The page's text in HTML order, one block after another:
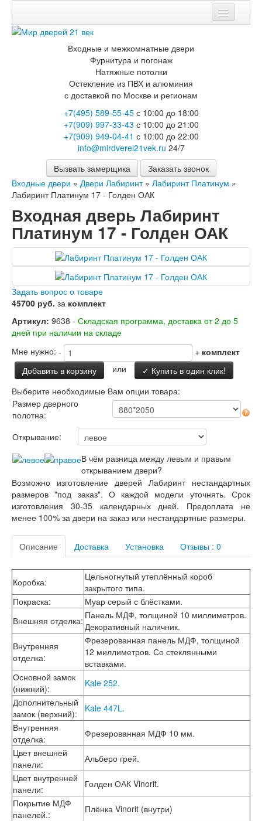
Мои заказы
Корзина
Входные двери
Двери с терморазрывом для улицы
Противопожарные двери
Двери Бункер
Двери Лекс
Двери Рыцарь
Двери Термодор
Арктика
Монолит
Термо
Термо Лацио
Флагман
Электрозамок Смарт
Заводские двери
Двери Лабиринт
Лабиринт Аляска Лайт
Лабиринт Арт
Лабиринт Бетон
Лабиринт Верса
Лабиринт Версаль
Лабиринт Гранд
Лабиринт Дверь двойная тамбурная под
заказ
Лабиринт Имперо
Лабиринт Инфинити
Лабиринт Иссида
Лабиринт Карбон
Лабиринт Кармина
Лабиринт Классик Антик медный
Лабиринт Классик Шагрень
Лабиринт Кредор
Лабиринт Лаб Про
Лабиринт Лайн Вайт
Лабиринт Леолаб
Лабиринт Лондон
Лабиринт Мегаполис
Лабиринт Норд Плюс
Лабиринт Нью Йорк
Лабиринт Пазл
Лабиринт Пиано
Лабиринт Пиано Смарт 2.0
Лабиринт Платинум
Лабиринт Полярис лайт
Лабиринт Роял
Лабиринт Сильвер
Лабиринт Сияна
Лабиринт Скайлаб
Лабиринт Скандия
Лабиринт Смартлаб
Лабиринт Соналаб
Лабиринт Термолайт
Лабиринт Термомагнит
Лабиринт Трендо
Лабиринт Тундра Плюс
Лабиринт Урбан
Лабиринт Фрост
Лабиринт Шторм
Лабиринт Эволаб
Входные и межкомнатные двери
Фурнитура и погонаж
Натяжные потолки
Остекление из ПВХ и алюминия
с доставкой по Москве и регионам
+7(495) 589-55-45с 10:00 до 18:00
+7(909) 997-33-43 с 10:00 до 21:00
+7(909) 949-04-41 с 10:00 до 22:00
info@mirdverei21vek.ru 24/7
Вызвать замерщика
Заказать звонок
Входные двери » Двери Лабиринт» Лабиринт Платинум »
Лабиринт Платинум 17 - Голден ОАК
Входная дверь Лабиринт
Платинум 17 - Голден ОАК
Задать вопрос о товаре
45700 руб. за комплект
Артикул: 9638 - Складская программа, доставка от 2 до 5
дней при наличии на складе
Мне нужно: - + комплект
Добавить в корзину
или
✓ Купить в один клик!
Выберите необходимые Вам опции товара:
Размер дверного
полотна:
Открывание:
В чём разница между левым и правым
открыванием двери?
Возможно изготовление дверей Лабиринт нестандартных
размеров "под заказ". О каждой модели уточнять. Срок
изготовления 30-35 календарных дней. Предоплата не
менее 100% за двери на заказ или нестандартные размеры.
Описание Доставка Установка Отзывы : 0
Коробка:
Цельногнутый утеплённый короб
закрытого типа.
Покраска:
Муар серый с блёстками.
Внешняя отделка: Панель МДФ, толщиной 10 миллиметров.
Декоративный наличник.
Внутренняя
отделка:
Фрезерованная панель МДФ, толщиной
12 миллиметров. Со стеклянными
вставками.
Основной замок
(нижний):
Kale 252.
Дополнительный
замок (верхний):
Kale 447L.
Внутренняя
отделка:
Фрезерованная МДФ 10 мм.
Цвет внешней
панели:
Альберо грей.
Цвет внутренней
панели:
Голден ОАК Vinorit.
Покрытие МДФ
панелей.:
Плёнка Vinorit (внутри)